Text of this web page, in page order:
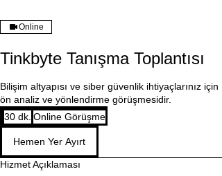
Online
Tinkbyte Tanışma Toplantısı
Bilişim altyapısı ve siber güvenlik ihtiyaçlarınız için
ön analiz ve yönlendirme görüşmesidir.
30 dk. 3
0
d
k
.
Online Görüşme
Hemen Yer Ayırt
Hizmet Açıklaması